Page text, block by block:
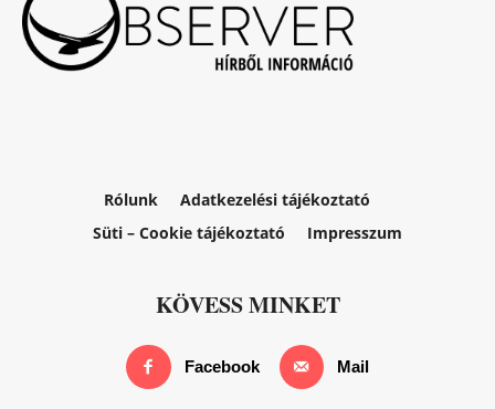
Rólunk
Adatkezelési tájékoztató
Süti – Cookie tájékoztató
Impresszum
KÖVESS MINKET
Facebook Mail